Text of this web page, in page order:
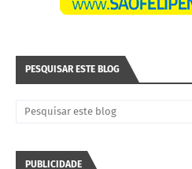
PESQUISAR ESTE BLOG
PUBLICIDADE